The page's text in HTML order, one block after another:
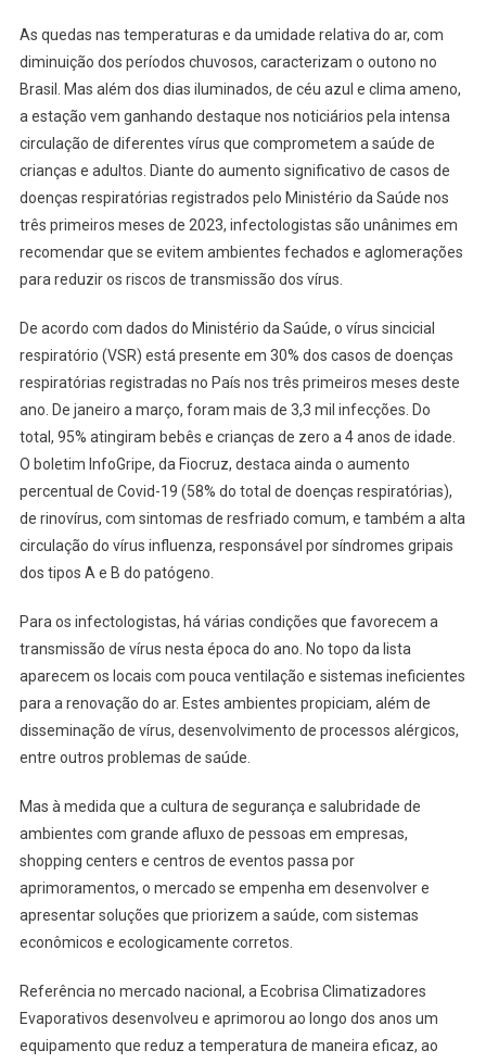
As quedas nas temperaturas e da umidade relativa do ar, com
diminuição dos períodos chuvosos, caracterizam o outono no
Brasil. Mas além dos dias iluminados, de céu azul e clima ameno,
a estação vem ganhando destaque nos noticiários pela intensa
circulação de diferentes vírus que comprometem a saúde de
crianças e adultos. Diante do aumento significativo de casos de
doenças respiratórias registrados pelo Ministério da Saúde nos
três primeiros meses de 2023, infectologistas são unânimes em
recomendar que se evitem ambientes fechados e aglomerações
para reduzir os riscos de transmissão dos vírus.
De acordo com dados do Ministério da Saúde, o vírus sincicial
respiratório (VSR) está presente em 30% dos casos de doenças
respiratórias registradas no País nos três primeiros meses deste
ano. De janeiro a março, foram mais de 3,3 mil infecções. Do
total, 95% atingiram bebês e crianças de zero a 4 anos de idade.
O boletim InfoGripe, da Fiocruz, destaca ainda o aumento
percentual de Covid-19 (58% do total de doenças respiratórias),
de rinovírus, com sintomas de resfriado comum, e também a alta
circulação do vírus influenza, responsável por síndromes gripais
dos tipos A e B do patógeno.
Para os infectologistas, há várias condições que favorecem a
transmissão de vírus nesta época do ano. No topo da lista
aparecem os locais com pouca ventilação e sistemas ineficientes
para a renovação do ar. Estes ambientes propiciam, além de
disseminação de vírus, desenvolvimento de processos alérgicos,
entre outros problemas de saúde.
Mas à medida que a cultura de segurança e salubridade de
ambientes com grande afluxo de pessoas em empresas,
shopping centers e centros de eventos passa por
aprimoramentos, o mercado se empenha em desenvolver e
apresentar soluções que priorizem a saúde, com sistemas
econômicos e ecologicamente corretos.
Referência no mercado nacional, a Ecobrisa Climatizadores
Evaporativos desenvolveu e aprimorou ao longo dos anos um
equipamento que reduz a temperatura de maneira eficaz, ao